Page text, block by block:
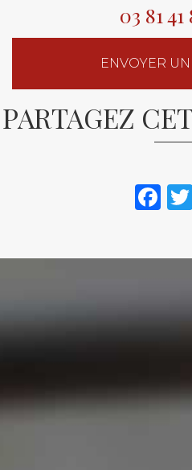
03 81
ENVOYER
PARTAGEZ